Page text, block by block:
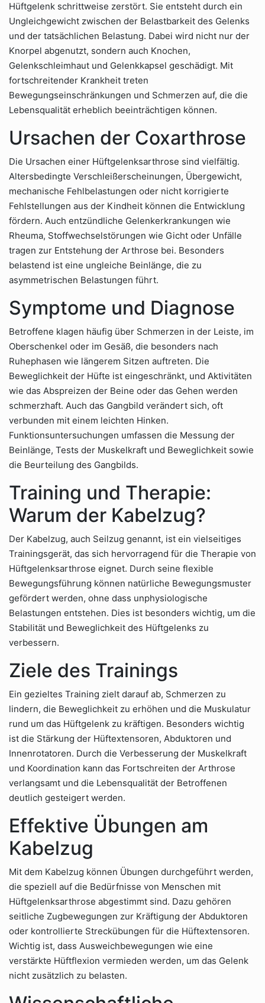
Hüftgelenk schrittweise zerstört. Sie entsteht durch ein
Ungleichgewicht zwischen der Belastbarkeit des Gelenks
und der tatsächlichen Belastung. Dabei wird nicht nur der
Knorpel abgenutzt, sondern auch Knochen,
Gelenkschleimhaut und Gelenkkapsel geschädigt. Mit
fortschreitender Krankheit treten
Bewegungseinschränkungen und Schmerzen auf, die die
Lebensqualität erheblich beeinträchtigen können.
Ursachen der Coxarthrose
Die Ursachen einer Hüftgelenksarthrose sind vielfältig.
Altersbedingte Verschleißerscheinungen, Übergewicht,
mechanische Fehlbelastungen oder nicht korrigierte
Fehlstellungen aus der Kindheit können die Entwicklung
fördern. Auch entzündliche Gelenkerkrankungen wie
Rheuma, Stoffwechselstörungen wie Gicht oder Unfälle
tragen zur Entstehung der Arthrose bei. Besonders
belastend ist eine ungleiche Beinlänge, die zu
asymmetrischen Belastungen führt.
Symptome und Diagnose
Betroffene klagen häufig über Schmerzen in der Leiste, im
Oberschenkel oder im Gesäß, die besonders nach
Ruhephasen wie längerem Sitzen auftreten. Die
Beweglichkeit der Hüfte ist eingeschränkt, und Aktivitäten
wie das Abspreizen der Beine oder das Gehen werden
schmerzhaft. Auch das Gangbild verändert sich, oft
verbunden mit einem leichten Hinken.
Funktionsuntersuchungen umfassen die Messung der
Beinlänge, Tests der Muskelkraft und Beweglichkeit sowie
die Beurteilung des Gangbilds.
Training und Therapie:
Warum der Kabelzug?
Der Kabelzug, auch Seilzug genannt, ist ein vielseitiges
Trainingsgerät, das sich hervorragend für die Therapie von
Hüftgelenksarthrose eignet. Durch seine flexible
Bewegungsführung können natürliche Bewegungsmuster
gefördert werden, ohne dass unphysiologische
Belastungen entstehen. Dies ist besonders wichtig, um die
Stabilität und Beweglichkeit des Hüftgelenks zu
verbessern.
Ziele des Trainings
Ein gezieltes Training zielt darauf ab, Schmerzen zu
lindern, die Beweglichkeit zu erhöhen und die Muskulatur
rund um das Hüftgelenk zu kräftigen. Besonders wichtig
ist die Stärkung der Hüftextensoren, Abduktoren und
Innenrotatoren. Durch die Verbesserung der Muskelkraft
und Koordination kann das Fortschreiten der Arthrose
verlangsamt und die Lebensqualität der Betroffenen
deutlich gesteigert werden.
Effektive Übungen am
Kabelzug
Mit dem Kabelzug können Übungen durchgeführt werden,
die speziell auf die Bedürfnisse von Menschen mit
Hüftgelenksarthrose abgestimmt sind. Dazu gehören
seitliche Zugbewegungen zur Kräftigung der Abduktoren
oder kontrollierte Streckübungen für die Hüftextensoren.
Wichtig ist, dass Ausweichbewegungen wie eine
verstärkte Hüftflexion vermieden werden, um das Gelenk
nicht zusätzlich zu belasten.